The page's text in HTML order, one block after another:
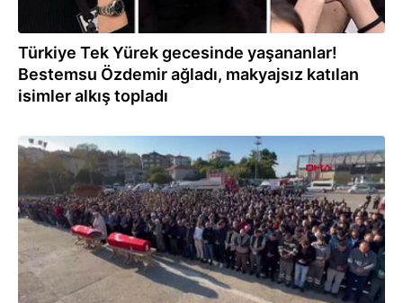
Türkiye Tek Yürek gecesinde yaşananlar!
Bestemsu Özdemir ağladı, makyajsız katılan
isimler alkış topladı
15.10.2022